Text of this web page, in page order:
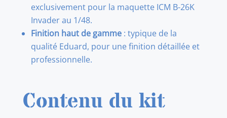
exclusivement pour la maquette ICM B-26K
Invader au 1/48.
Finition haut de gamme: typique de la
qualité Eduard, pour une finition détaillée et
professionnelle.
Contenu du kit